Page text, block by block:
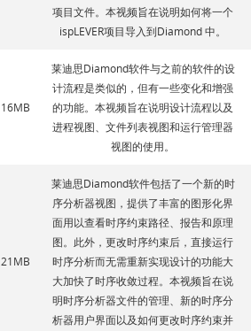
项目文件。本视频旨在说明如何将一个
ispLEVER项目导入到Diamond 中。
16MB
莱迪思Diamond软件与之前的软件的设
计流程是类似的，但有一些变化和增强
的功能。本视频旨在说明设计流程以及
进程视图、文件列表视图和运行管理器
视图的使用。
21MB
莱迪思Diamond软件包括了一个新的时
序分析器视图，提供了丰富的图形化界
面用以查看时序约束路径、报告和原理
图。此外，更改时序约束后，直接运行
时序分析而无需重新实现设计的功能大
大加快了时序收敛过程。本视频旨在说
明时序分析器文件的管理、新的时序分
析器用户界面以及如何更改时序约束并